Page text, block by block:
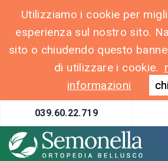
Utilizziamo i cookie per
esperienza sul nostro sito.
sito o chiudendo questo
di utilizzare i cookie.
informazioni
039.60.22.719